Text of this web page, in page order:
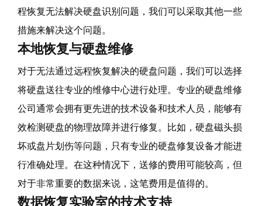
程恢复无法解决硬盘识别问题，我们可以采取其他一些
措施来解决这个问题。
本地恢复与硬盘维修
对于无法通过远程恢复解决的硬盘问题，我们可以选择
将硬盘送往专业的维修中心进行处理。专业的硬盘维修
公司通常会拥有更先进的技术设备和技术人员，能够有
效检测硬盘的物理故障并进行修复。比如，硬盘磁头损
坏或盘片划伤等问题，只有专业的硬盘修复设备才能进
行准确处理。在这种情况下，送修的费用可能较高，但
对于非常重要的数据来说，这笔费用是值得的。
数据恢复实验室的技术支持